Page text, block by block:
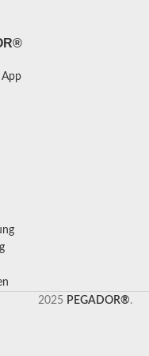
App
2025 PEGADOR®.